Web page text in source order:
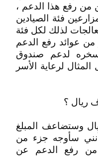
من رفع هذا الدعم ،
فئة الصيادين
لذلك لكل فئة
عوائد رفع الدعم
لدعم صندوق
المثال لرعاية الأسر
ريال ؟
وستضاعف المبلغ
سأوجه جزء من
من رفع الدعم عن